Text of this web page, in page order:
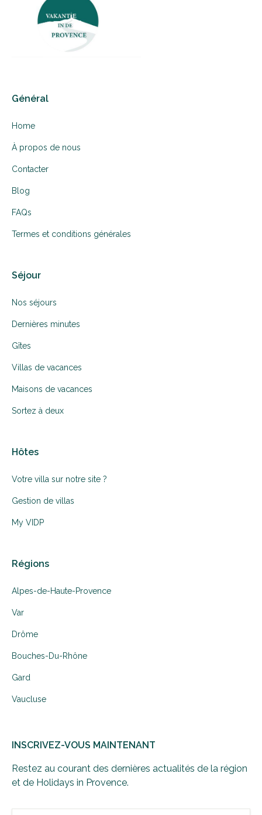
Général
Home
À propos de nous
Contacter
Blog
FAQs
Termes et conditions générales
Séjour
Nos séjours
Dernières minutes
Gîtes
Villas de vacances
Maisons de vacances
Sortez à deux
Hôtes
Votre villa sur notre site ?
Gestion de villas
My VIDP
Régions
Alpes-de-Haute-Provence
Var
Drôme
Bouches-Du-Rhône
Gard
Vaucluse
INSCRIVEZ-VOUS MAINTENANT
Restez au courant des dernières actualités de la région
et de Holidays in Provence.